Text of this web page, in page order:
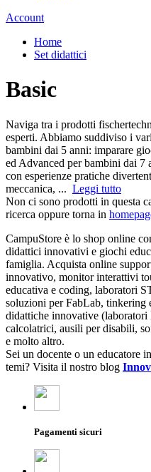
Account
Home
Set didattici
Basic
Naviga tra i prodotti
esperti. Abbiamo suddiviso i
bambini dai 5 anni: imparare
ed Advanced per bambini dai 7
con esperienze pratiche
meccanica, ... Leggi tutto
Non ci sono prodotti in questa
ricerca oppure torna in
CampuStore è lo shop online
didattici innovativi e giochi
famiglia. Acquista online
innovativo, monitor interattivi
educativa e coding, laboratori
soluzioni per FabLab,
didattiche innovative
calcolatrici, ausili per disabili,
e molto altro.
Sei un docente o un educatore
temi? Visita il nostro blog
Pagamenti sicuri